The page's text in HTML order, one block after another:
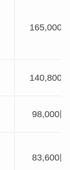
165,000
140,800
98,000
83,600